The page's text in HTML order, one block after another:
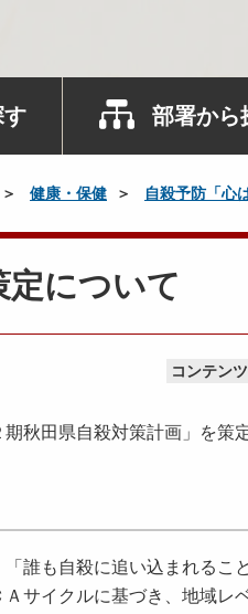
す 部署から
健康・保健 自殺予防「心
定について
コンテン
秋田県自殺対策計画」を策
誰も自殺に追い込まれるこ
サイクルに基づき、地域レ